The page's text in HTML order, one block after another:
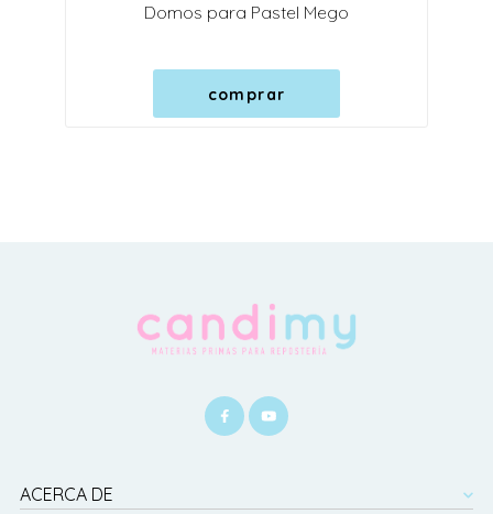
Domos para Pastel Mego
comprar
ACERCA DE